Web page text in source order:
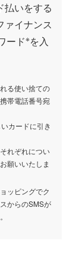
払いをする
ァイナンス
ード※を入
る使い捨ての
帯電話番号宛
カードに引き
れぞれについ
願いいたしま
ッピングでク
からのSMSが